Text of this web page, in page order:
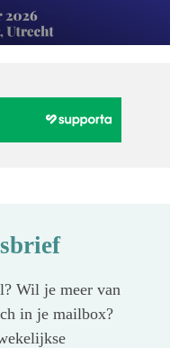
Wil je meer van
in je mailbox?